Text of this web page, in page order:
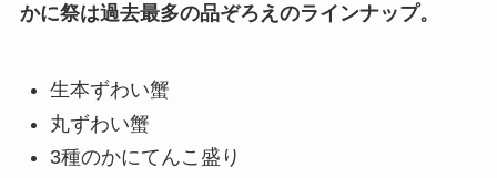
かに祭は過去最多の品ぞろえのラインナップ。
生本ずわい蟹
丸ずわい蟹
3種のかにてんこ盛り